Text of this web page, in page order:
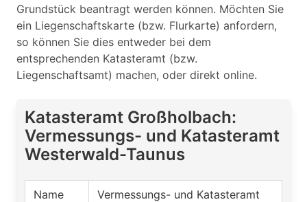
Grundstück beantragt werden können. Möchten Sie
ein Liegenschaftskarte (bzw. Flurkarte) anfordern,
so können Sie dies entweder bei dem
entsprechenden Katasteramt (bzw.
Liegenschaftsamt) machen, oder direkt online.
Katasteramt Großholbach:
Vermessungs- und Katasteramt
Westerwald-Taunus
Name
Vermessungs- und Katasteramt